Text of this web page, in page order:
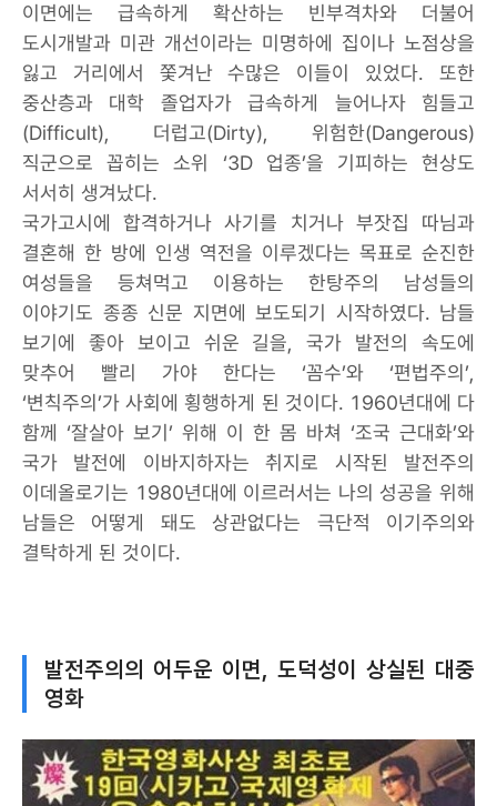
이면에는 급속하게 확산하는 빈부격차와 더불어
도시개발과 미관 개선이라는 미명하에 집이나 노점상을
잃고 거리에서 쫓겨난 수많은 이들이 있었다. 또한
중산층과 대학 졸업자가 급속하게 늘어나자 힘들고
(Difficult), 더럽고(Dirty), 위험한(Dangerous)
직군으로 꼽히는 소위 ‘3D 업종’을 기피하는 현상도
서서히 생겨났다.
국가고시에 합격하거나 사기를 치거나 부잣집 따님과
결혼해 한 방에 인생 역전을 이루겠다는 목표로 순진한
여성들을 등쳐먹고 이용하는 한탕주의 남성들의
이야기도 종종 신문 지면에 보도되기 시작하였다. 남들
보기에 좋아 보이고 쉬운 길을, 국가 발전의 속도에
맞추어 빨리 가야 한다는 ‘꼼수’와 ‘편법주의’,
‘변칙주의’가 사회에 횡행하게 된 것이다. 1960년대에 다
함께 ‘잘살아 보기’ 위해 이 한 몸 바쳐 ‘조국 근대화’와
국가 발전에 이바지하자는 취지로 시작된 발전주의
이데올로기는 1980년대에 이르러서는 나의 성공을 위해
남들은 어떻게 돼도 상관없다는 극단적 이기주의와
결탁하게 된 것이다.
발전주의의 어두운 이면, 도덕성이 상실된 대중
영화